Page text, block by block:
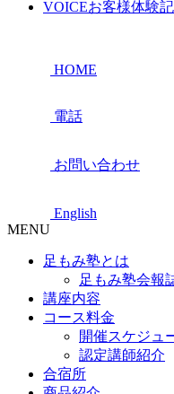
VOICEお客様体験記
HOME
電話
お問い合わせ
English
MENU
足もみ塾とは
足もみ塾会報
講座内容
コース料金
開催スケジュ
認定講師紹介
合宿所